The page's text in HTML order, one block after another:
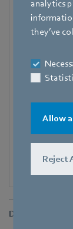
analytics
they’ve
Allow
Reject
Deutschland
+49 7938 81-
Fax
+49 7938 81-
Downloads